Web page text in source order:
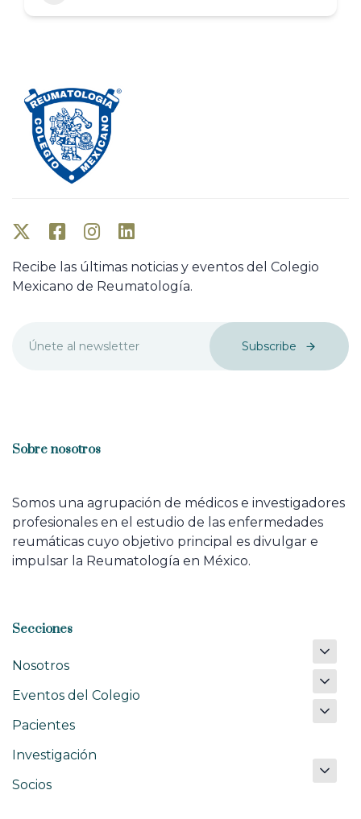
Recibe las últimas noticias y eventos del Colegio
Mexicano de Reumatología.
Subscribe
Sobre nosotros
Somos una agrupación de médicos e investigadores
profesionales en el estudio de las enfermedades
reumáticas cuyo objetivo principal es divulgar e
impulsar la Reumatología en México.
Secciones
Nosotros
Eventos del Colegio
Pacientes
Investigación
Socios